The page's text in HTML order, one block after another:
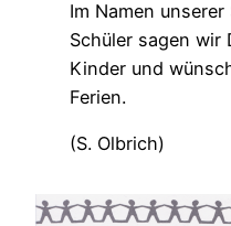
Im Namen
Schüler sagen wir
Kinder und
Ferien.
(S. Olbrich)